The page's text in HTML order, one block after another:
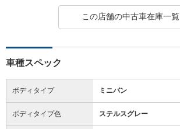
この店舗の中古車在庫一覧
車種スペック
ボディタイプ ミニバン
ボディタイプ色 ステルスグレー